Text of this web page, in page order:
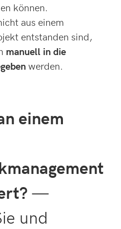
können.
aus einem
entstanden sind,
manuell in die
werden.
einem
—
und